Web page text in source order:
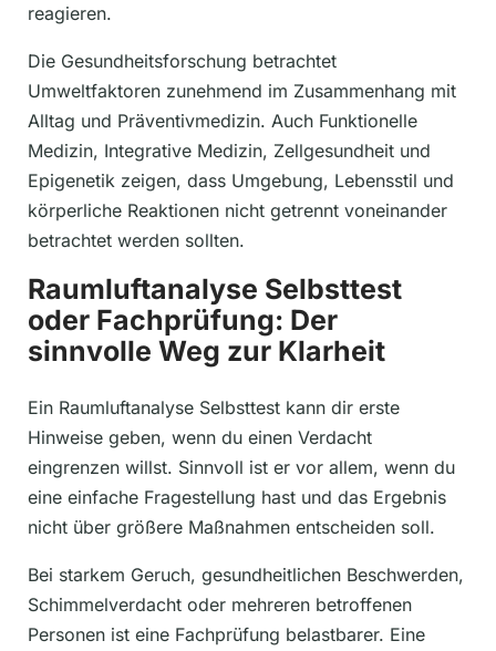
reagieren.
Die Gesundheitsforschung betrachtet
Umweltfaktoren zunehmend im Zusammenhang mit
Alltag und Präventivmedizin. Auch Funktionelle
Medizin, Integrative Medizin, Zellgesundheit und
Epigenetik zeigen, dass Umgebung, Lebensstil und
körperliche Reaktionen nicht getrennt voneinander
betrachtet werden sollten.
Raumluftanalyse Selbsttest
oder Fachprüfung: Der
sinnvolle Weg zur Klarheit
Ein Raumluftanalyse Selbsttest kann dir erste
Hinweise geben, wenn du einen Verdacht
eingrenzen willst. Sinnvoll ist er vor allem, wenn du
eine einfache Fragestellung hast und das Ergebnis
nicht über größere Maßnahmen entscheiden soll.
Bei starkem Geruch, gesundheitlichen Beschwerden,
Schimmelverdacht oder mehreren betroffenen
Personen ist eine Fachprüfung belastbarer. Eine